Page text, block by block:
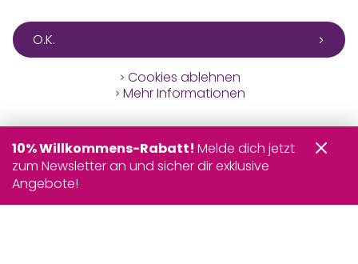
O.K.
Cookies ablehnen
Mehr Informationen
10% Willkommens-Rabatt! Melde dich jetzt
zum Newsletter an und sicher dir exklusive
Angebote!